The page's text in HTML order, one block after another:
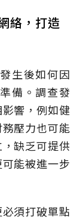
絡，打造
生後如何因
備。調查發
響，例如健
壓力也可能
缺乏可提供
能被進一步
須打破單點